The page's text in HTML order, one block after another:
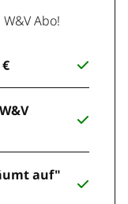
Abo!
auf"